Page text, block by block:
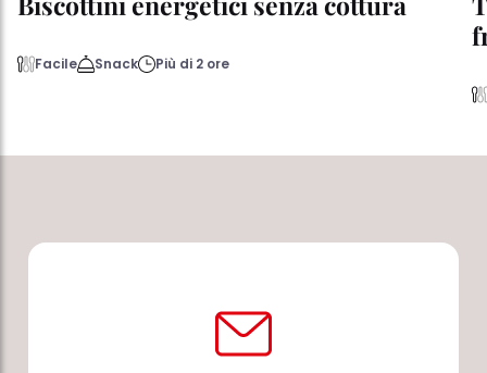
Facile Snack Più di 2 ore